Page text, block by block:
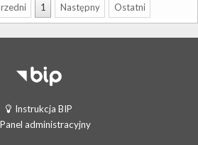
1 Następny Ostatni
Instrukcja BIP
Panel administracyjny